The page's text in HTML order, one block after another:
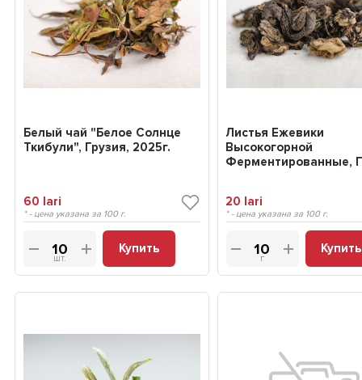
Белый чай "Белое Солнце
Ткибули", Грузия, 2025г.
60 lari
* - цена указана за 100 г.
шт.
Купить
Листья Ежевики
Высокогорной
Ферментированные,
20 lari
* - цена указана за 100 г.
г
Купить